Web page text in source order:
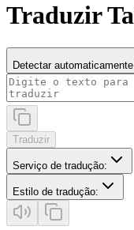
Traduzir
Detectar automaticamente
Traduzir
Serviço de tradução:
Estilo de tradução: